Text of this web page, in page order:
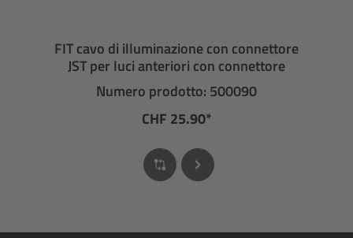
FIT cavo di illuminazione con connettore
JST per luci anteriori con connettore
Numero prodotto: 500090
CHF 25.90*